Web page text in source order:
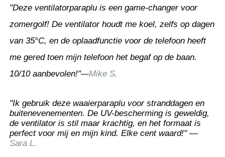
"Deze ventilatorparaplu is een game-changer voor
zomergolf! De ventilator houdt me koel, zelfs op dagen
van 35°C, en de oplaadfunctie voor de telefoon heeft
me gered toen mijn telefoon het begaf op de baan.
10/10 aanbevolen!"—Mike S.
"Ik gebruik deze waaierparaplu voor stranddagen en
buitenevenementen. De UV-bescherming is geweldig,
de ventilator is stil maar krachtig, en het formaat is
perfect voor mij en mijn kind. Elke cent waard!" —
Sara L.